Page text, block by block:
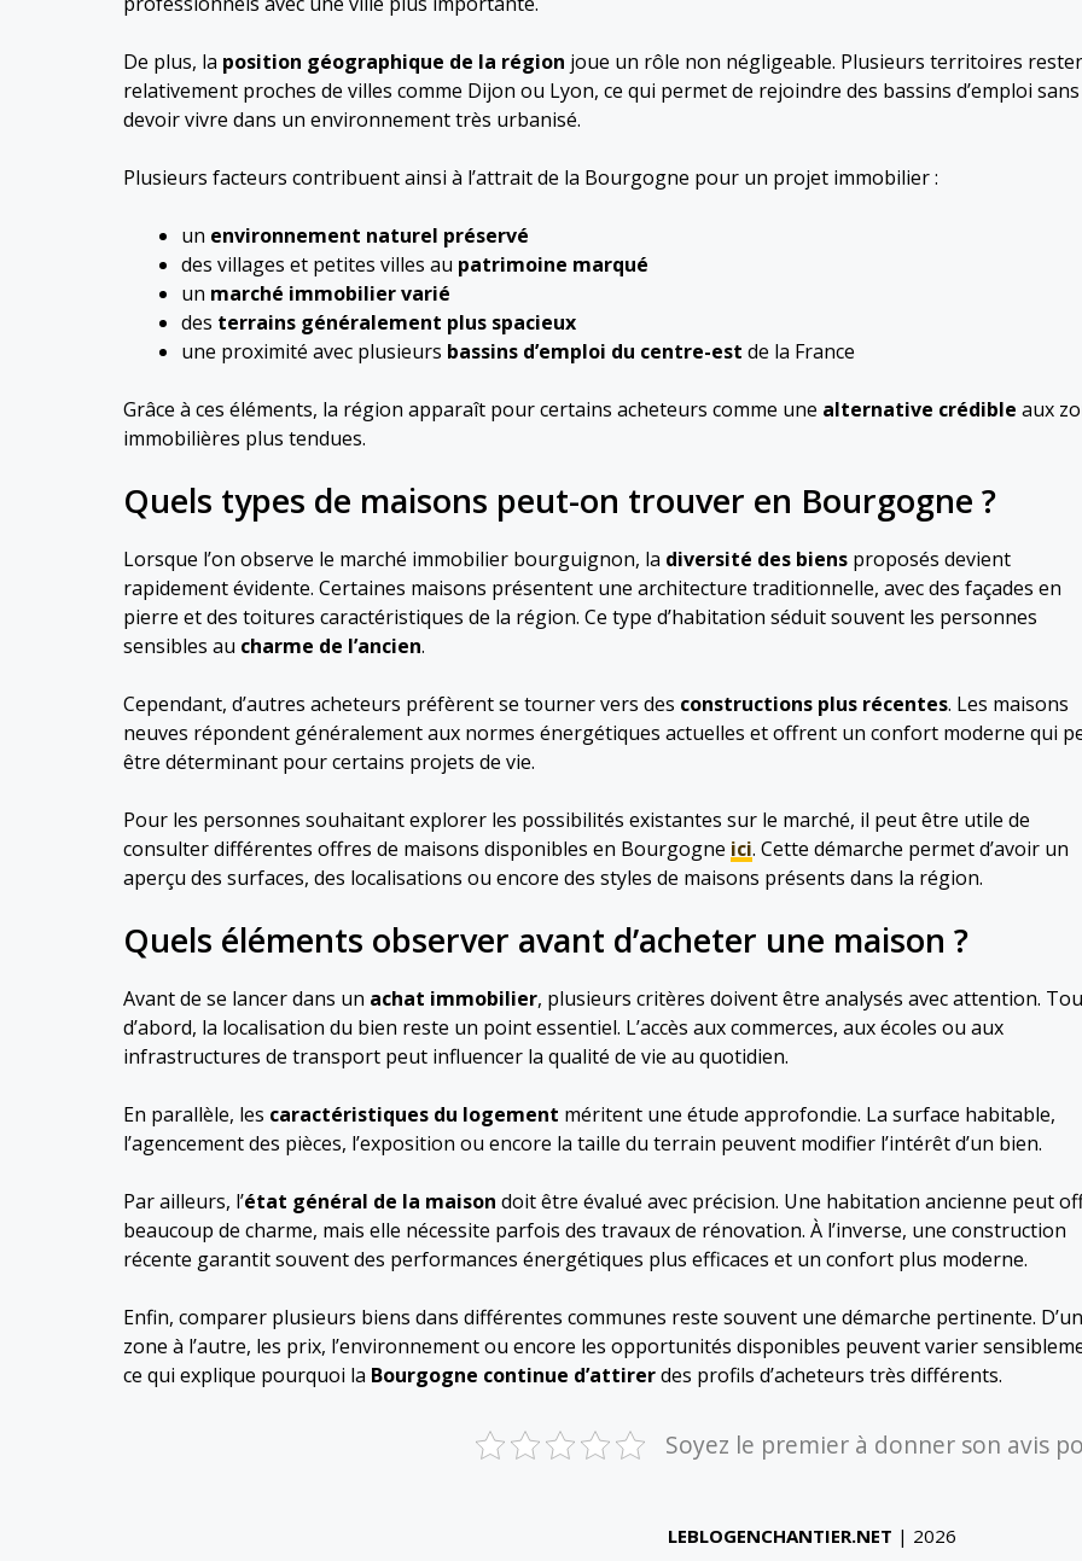
De plus, la position géographique de la région joue un rôle non négligeable. Plusieurs territoires
relativement proches de villes comme Dijon ou Lyon, ce qui permet de rejoindre des bassins d’emploi sans
devoir vivre dans un environnement très urbanisé.
Plusieurs facteurs contribuent ainsi à l’attrait de la Bourgogne pour un projet immobilier :
un environnement naturel préservé
des villages et petites villes au patrimoine marqué
un marché immobilier varié
des terrains généralement plus spacieux
une proximité avec plusieurs bassins d’emploi du centre-est de la France
Grâce à ces éléments, la région apparaît pour certains acheteurs comme une alternative crédible aux
immobilières plus tendues.
Quels types de maisons peut-on trouver en Bourgogne ?
Lorsque l’on observe le marché immobilier bourguignon, la diversité des biens proposés devient
rapidement évidente. Certaines maisons présentent une architecture traditionnelle, avec des façades en
pierre et des toitures caractéristiques de la région. Ce type d’habitation séduit souvent les personnes
sensibles au charme de l’ancien.
Cependant, d’autres acheteurs préfèrent se tourner vers des constructions plus récentes. Les maisons
neuves répondent généralement aux normes énergétiques actuelles et offrent un confort moderne qui
être déterminant pour certains projets de vie.
Pour les personnes souhaitant explorer les possibilités existantes sur le marché, il peut être utile de
consulter différentes offres de maisons disponibles en Bourgogne ici. Cette démarche permet d’avoir un
aperçu des surfaces, des localisations ou encore des styles de maisons présents dans la région.
Quels éléments observer avant d’acheter une maison ?
Avant de se lancer dans un achat immobilier, plusieurs critères doivent être analysés avec attention.
d’abord, la localisation du bien reste un point essentiel. L’accès aux commerces, aux écoles ou aux
infrastructures de transport peut influencer la qualité de vie au quotidien.
En parallèle, les caractéristiques du logement méritent une étude approfondie. La surface habitable,
l’agencement des pièces, l’exposition ou encore la taille du terrain peuvent modifier l’intérêt d’un bien.
Par ailleurs, l’état général de la maison doit être évalué avec précision. Une habitation ancienne peut
beaucoup de charme, mais elle nécessite parfois des travaux de rénovation. À l’inverse, une construction
récente garantit souvent des performances énergétiques plus efficaces et un confort plus moderne.
Enfin, comparer plusieurs biens dans différentes communes reste souvent une démarche pertinente.
zone à l’autre, les prix, l’environnement ou encore les opportunités disponibles peuvent varier
ce qui explique pourquoi la Bourgogne continue d’attirerdes profils d’acheteurs très différents.
Soyez le premier à donner son avis
LEBLOGENCHANTIER.NET | 2026